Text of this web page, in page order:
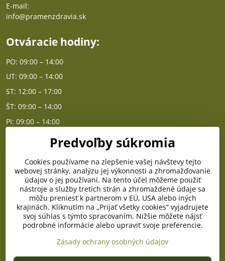
E-mail:
info@pramenzdravia.sk
Otváracie hodiny:
PO: 09:00 – 14:00
UT: 09:00 – 14:00
ST: 12:00 – 17:00
ŠT: 09:00 – 14:00
PI: 09:00 – 14:00
PO - PIA od 10:00 do 14:00
Telefón poradňa:
+421 903 996 513
E-mail:
poradna@pramenzdravia.sk
©2026Copyright
Predvoľby súkromia
Cookies používame na zlepšenie vašej návštevy tejto
webovej stránky, analýzu jej výkonnosti a zhromažďovanie
údajov o jej používaní. Na tento účel môžeme použiť
nástroje a služby tretích strán a zhromaždené údaje sa
môžu preniesť k partnerom v EÚ, USA alebo iných
krajinách. Kliknutím na „Prijať všetky cookies“ vyjadrujete
svoj súhlas s týmto spracovaním. Nižšie môžete nájsť
podrobné informácie alebo upraviť svoje preferencie.
Zásady ochrany osobných údajov